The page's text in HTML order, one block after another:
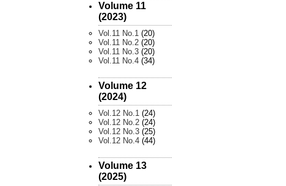
Volume 11
(2023)
Vol.11 No.1 (20)
Vol.11 No.2 (20)
Vol.11 No.3 (20)
Vol.11 No.4 (34)
Volume 12
(2024)
Vol.12 No.1 (24)
Vol.12 No.2 (24)
Vol.12 No.3 (25)
Vol.12 No.4 (44)
Volume 13
(2025)